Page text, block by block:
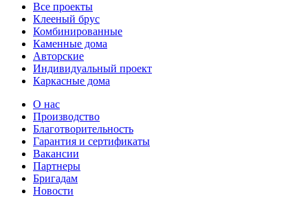
Все проекты
Клееный брус
Комбинированные
Каменные дома
Авторские
Индивидуальный проект
Каркасные дома
О нас
Производство
Благотворительность
Гарантия и сертификаты
Вакансии
Партнеры
Бригадам
Новости